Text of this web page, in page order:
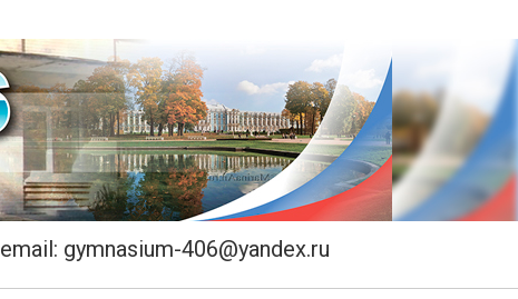
gymnasium-406@yandex.ru